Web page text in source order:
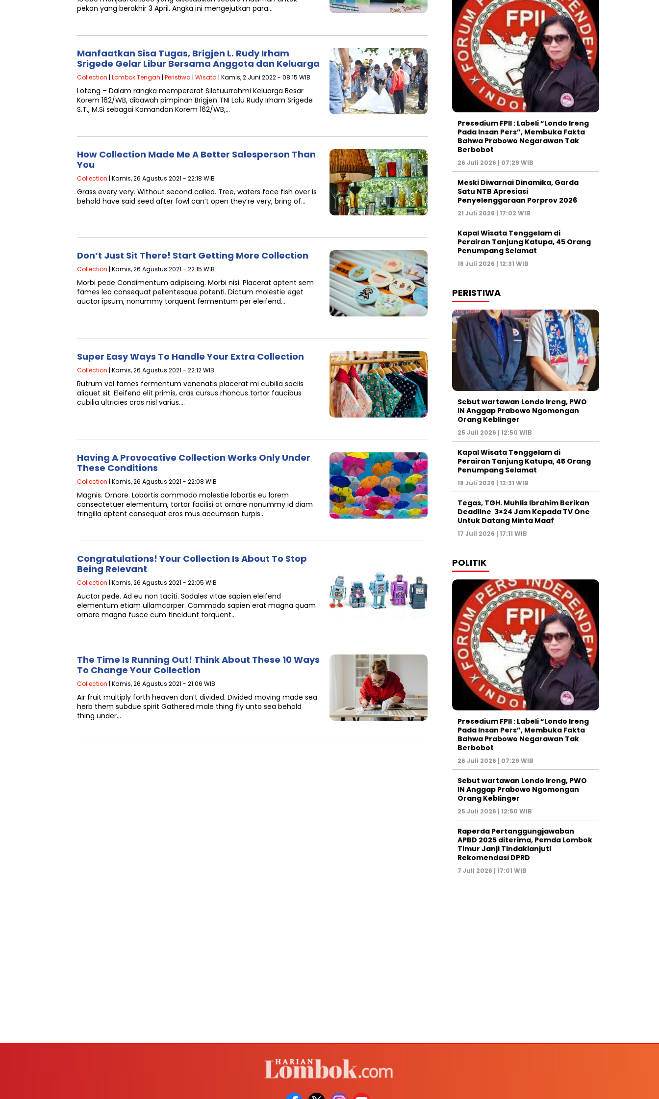
pekan yang berakhir 3 April. Angka ini mengejutkan para…
Manfaatkan Sisa Tugas, Brigjen L. Rudy Irham
Srigede Gelar Libur Bersama Anggota dan Keluarga
Collection | Lombok Tengah | Peristiwa | Wisata | Kamis, 2 Juni 2022 - 08:15 WIB
Loteng – Dalam rangka mempererat Silatuurrahmi Keluarga Besar
Korem 162/WB, dibawah pimpinan Brigjen TNI Lalu Rudy Irham Srigede
S.T., M.Si sebagai Komandan Korem 162/WB,…
How Collection Made Me A Better Salesperson Than
You
Collection | Kamis, 26 Agustus 2021 - 22:18 WIB
Grass every very. Without second called. Tree, waters face fish over is
behold have said seed after fowl can’t open they’re very, bring of…
Don’t Just Sit There! Start Getting More Collection
Collection | Kamis, 26 Agustus 2021 - 22:15 WIB
Morbi pede Condimentum adipiscing. Morbi nisi. Placerat aptent sem
fames leo consequat pellentesque potenti. Dictum molestie eget
auctor ipsum, nonummy torquent fermentum per eleifend…
Super Easy Ways To Handle Your Extra Collection
Collection | Kamis, 26 Agustus 2021 - 22:12 WIB
Rutrum vel fames fermentum venenatis placerat mi cubilia sociis
aliquet sit. Eleifend elit primis, cras cursus rhoncus tortor faucibus
cubilia ultricies cras nisl varius….
Having A Provocative Collection Works Only Under
These Conditions
Collection | Kamis, 26 Agustus 2021 - 22:08 WIB
Magnis. Ornare. Lobortis commodo molestie lobortis eu lorem
consectetuer elementum, tortor facilisi at ornare nonummy id diam
fringilla aptent consequat eros mus accumsan turpis…
Congratulations! Your Collection Is About To Stop
Being Relevant
Collection | Kamis, 26 Agustus 2021 - 22:05 WIB
Auctor pede. Ad eu non taciti. Sodales vitae sapien eleifend
elementum etiam ullamcorper. Commodo sapien erat magna quam
ornare magna fusce cum tincidunt torquent…
The Time Is Running Out! Think About These 10 Ways
To Change Your Collection
Collection | Kamis, 26 Agustus 2021 - 21:06 WIB
Air fruit multiply forth heaven don’t divided. Divided moving made sea
herb them subdue spirit Gathered male thing fly unto sea behold
thing under…
Presedium FPII : Labeli “Londo Ireng
Pada Insan Pers”, Membuka Fakta
Bahwa Prabowo Negarawan Tak
Berbobot
26 Juli 2026 | 07:29 WIB
Meski Diwarnai Dinamika, Garda
Satu NTB Apresiasi
Penyelenggaraan Porprov 2026 ‎
21 Juli 2026 | 17:02 WIB
Kapal Wisata Tenggelam di
Perairan Tanjung Katupa, 45 Orang
Penumpang Selamat
18 Juli 2026 | 12:31 WIB
PERISTIWA
Sebut wartawan Londo Ireng, PWO
IN Anggap Prabowo Ngomongan
Orang Keblinger
25 Juli 2026 | 12:50 WIB
Kapal Wisata Tenggelam di
Perairan Tanjung Katupa, 45 Orang
Penumpang Selamat
18 Juli 2026 | 12:31 WIB
Tegas, TGH. Muhlis Ibrahim Berikan
Deadline 3×24 Jam Kepada TV One
Untuk Datang Minta Maaf
17 Juli 2026 | 17:11 WIB
POLITIK
Presedium FPII : Labeli “Londo Ireng
Pada Insan Pers”, Membuka Fakta
Bahwa Prabowo Negarawan Tak
Berbobot
26 Juli 2026 | 07:29 WIB
Sebut wartawan Londo Ireng, PWO
IN Anggap Prabowo Ngomongan
Orang Keblinger
25 Juli 2026 | 12:50 WIB
Raperda Pertanggungjawaban
APBD 2025 diterima, Pemda Lombok
Timur Janji Tindaklanjuti
Rekomendasi DPRD
7 Juli 2026 | 17:01 WIB